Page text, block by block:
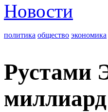
Новости
политика общество экономика
Рустами
миллиард